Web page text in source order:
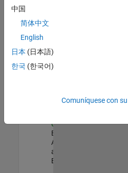
Senior Security
Engineer
Infrastructure
Experimentado
US-MA-Natick|
Business
Applications
and Tools |
Experimentado
中国
简体中文
English
日本 (日本語)
한국 (한국어)
Comuníquese con